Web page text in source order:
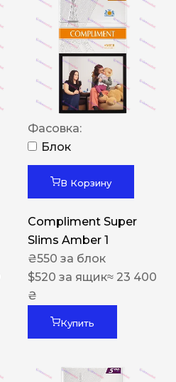
Фасовка:
Блок
В Корзину
Compliment Super
Slims Amber 1
₴550 за блок
$520 за ящик≈ 23 400
₴
Купить